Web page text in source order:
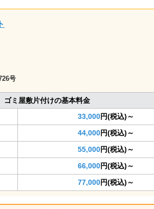
号
ゴミ屋敷片付けの基本料金
33,000円(税込)～
44,000円(税込)～
55,000円(税込)～
66,000円(税込)～
77,000円(税込)～